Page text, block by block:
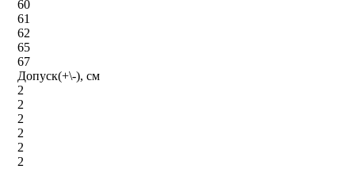
60
61
62
65
67
Допуск(+\-), см
2
2
2
2
2
2